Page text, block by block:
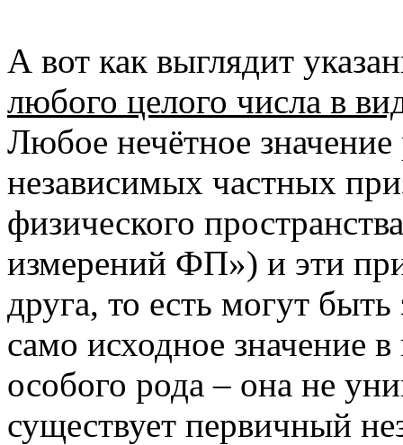
А вот как выглядит
любого целого числа в
Любое нечётное значение
независимых частных
физического
измерений ФП») и эти
друга, то есть могут
само исходное значение
особого рода – она не
существует первичный